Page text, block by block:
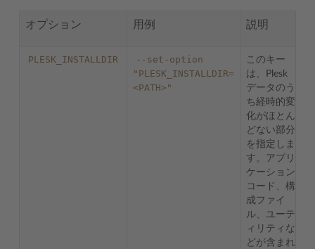
オプション 用例 説明
PLESK_INSTALLDIR
--set-option
"PLESK_INSTALLDIR=
<PATH>"
このキー
は、Plesk
データのう
ち経時的変
化がほとん
どない部分
を指定しま
す。アプリ
ケーション
コード、構
成ファイ
ル、ユーテ
ィリティな
どが含まれ